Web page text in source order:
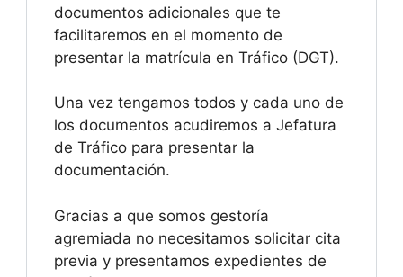
documentos adicionales que te
facilitaremos en el momento de
presentar la matrícula en Tráfico (DGT).
Una vez tengamos todos y cada uno de
los documentos acudiremos a Jefatura
de Tráfico para presentar la
documentación.
Gracias a que somos gestoría
agremiada no necesitamos solicitar cita
previa y presentamos expedientes de